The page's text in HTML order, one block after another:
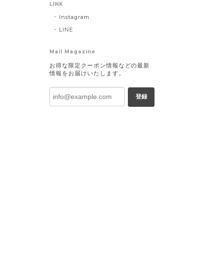
LINK
Instagram
LINE
Mail Magazine
お得な限定クーポン情報などの最新
情報をお届けいたします。
登録